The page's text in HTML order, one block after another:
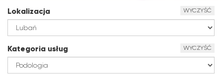
Lokalizacja WYCZYŚĆ
Kategoria usług WYCZYŚĆ